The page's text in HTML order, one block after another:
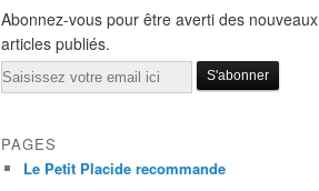
Abonnez-vous pour être averti des nouveaux
articles publiés.
Email
PAGES
Le Petit Placide recommande